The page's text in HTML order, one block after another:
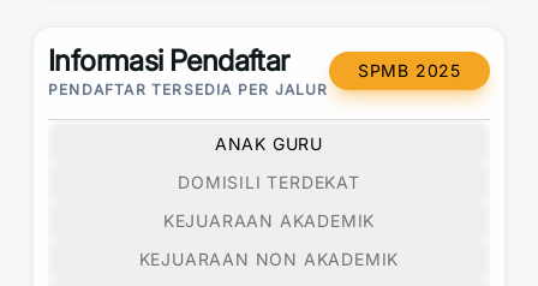
Informasi Pendaftar
PENDAFTAR TERSEDIA PER JALUR
SPMB 2025
ANAK GURU
DOMISILI TERDEKAT
KEJUARAAN AKADEMIK
KEJUARAAN NON AKADEMIK